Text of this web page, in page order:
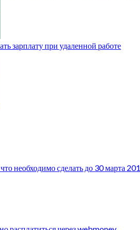
зарплату при удаленной работе
необходимо сделать до 30 марта